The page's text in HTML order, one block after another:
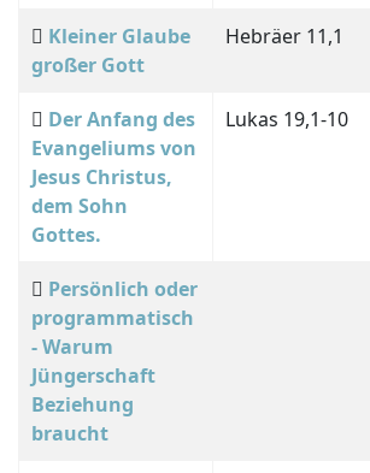
Kleiner Glaube
großer Gott
Hebräer 11,1
Der Anfang des
Evangeliums von
Jesus Christus,
dem Sohn
Gottes.
Lukas 19,1-10
Persönlich oder
programmatisch
- Warum
Jüngerschaft
Beziehung
braucht